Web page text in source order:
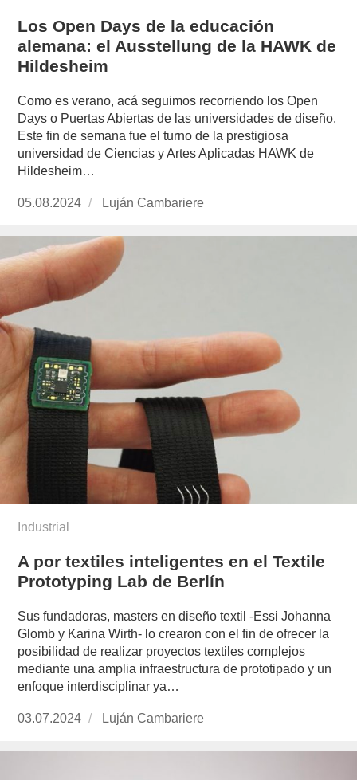
Los Open Days de la educación
alemana: el Ausstellung de la HAWK de
Hildesheim
Como es verano, acá seguimos recorriendo los Open
Days o Puertas Abiertas de las universidades de diseño.
Este fin de semana fue el turno de la prestigiosa
universidad de Ciencias y Artes Aplicadas HAWK de
Hildesheim…
Publicado
05.08.2024
https://www.experimenta.es/author/lujan-
Luján Cambariere
Industrial
A por textiles inteligentes en el Textile
Prototyping Lab de Berlín
Sus fundadoras, masters en diseño textil -Essi Johanna
Glomb y Karina Wirth- lo crearon con el fin de ofrecer la
posibilidad de realizar proyectos textiles complejos
mediante una amplia infraestructura de prototipado y un
enfoque interdisciplinar ya…
Publicado
03.07.2024
https://www.experimenta.es/author/lujan-
Luján Cambariere